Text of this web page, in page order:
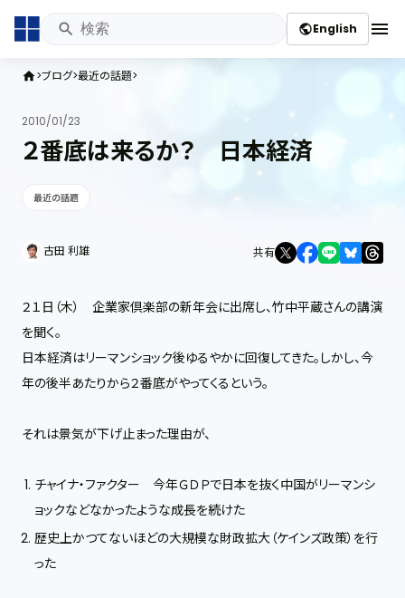
publicEnglish menu
home ブログ 最近の話題
2010/01/23
２番底は来るか？ 日本経済
最近の話題
古田 利雄 共有
２１日（木） 企業家倶楽部の新年会に出席し、竹中平蔵さんの講演
を聞く。
日本経済はリーマンショック後ゆるやかに回復してきた。しかし、今
年の後半あたりから２番底がやってくるという。
それは景気が下げ止まった理由が、
チャイナ・ファクター 今年ＧＤＰで日本を抜く中国がリーマンシ
ョックなどなかったような成長を続けた
歴史上かつてないほどの大規模な財政拡大（ケインズ政策）を行
った